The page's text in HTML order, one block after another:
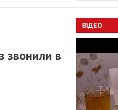
звонили в
ВІДЕО